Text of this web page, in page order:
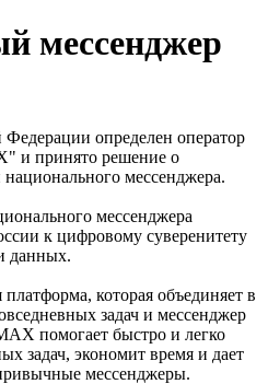
мессенджер
определен оператор
и принято решение о
мессенджера.
мессенджера
к цифровому суверенитету
данных.
которая объединяет в
задач и мессенджер
помогает быстро и легко
задач, экономит время и дает
мессенджеры.